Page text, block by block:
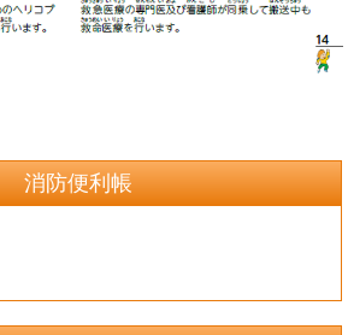
消防便利帳